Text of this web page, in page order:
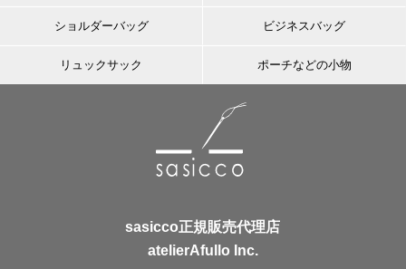
ショルダーバッグ ビジネスバッグ
リュックサック ポーチなどの小物
sasicco正規販売代理店
atelierAfullo Inc.